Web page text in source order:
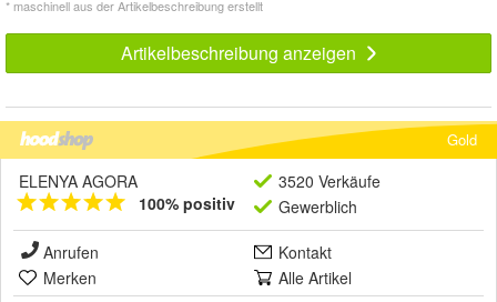
* maschinell aus der Artikelbeschreibung erstellt
Artikelbeschreibung anzeigen
Gold
ELENYA AGORA
100% positiv
3520 Verkäufe
Gewerblich
Anrufen
Kontakt
Merken
Alle Artikel